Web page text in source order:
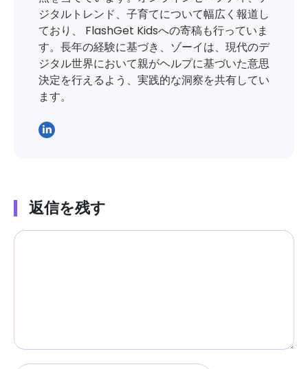
ジタルトレンド、子育てについて幅広く報道し
ており、 FlashGet Kidsへの寄稿も行っていま
す。長年の経験に基づき、ゾーイは、現代のデ
ジタル世界において親がヘルプに基づいた意思
決定を行えるよう、実践的な洞察を共有してい
ます。
返信を残す